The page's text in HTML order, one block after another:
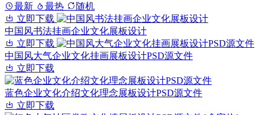
最新
最热
随机
立即下载
中国风书法挂画企业文化展板设计
立即下载
中国风大气企业文化挂画展板设计PSD源文件
立即下载
蓝色企业文化介绍文化理念展板设计PSD源文件
立即下载